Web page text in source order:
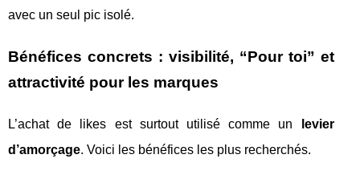
avec un seul pic isolé.
Bénéfices concrets : visibilité, “Pour toi” et
attractivité pour les marques
L’achat de likes est surtout utilisé comme un
levier
d’amorçage. Voici les bénéfices les plus recherchés.